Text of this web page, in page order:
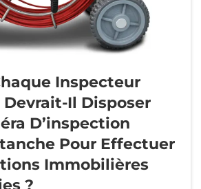
Inspecteur
Il Disposer
D’inspection
Pour Effectuer
Immobilières
?